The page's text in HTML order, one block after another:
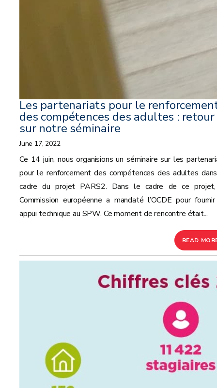
Les partenariats pour le
des compétences des adultes : retour
sur notre séminaire
June 17, 2022
Ce 14 juin, nous organisions un séminaire sur les
pour le renforcement des compétences des adultes
cadre du projet PARS2. Dans le cadre de ce
Commission européenne a mandaté l’OCDE pour
appui technique au SPW. Ce moment de rencontre était...
READ